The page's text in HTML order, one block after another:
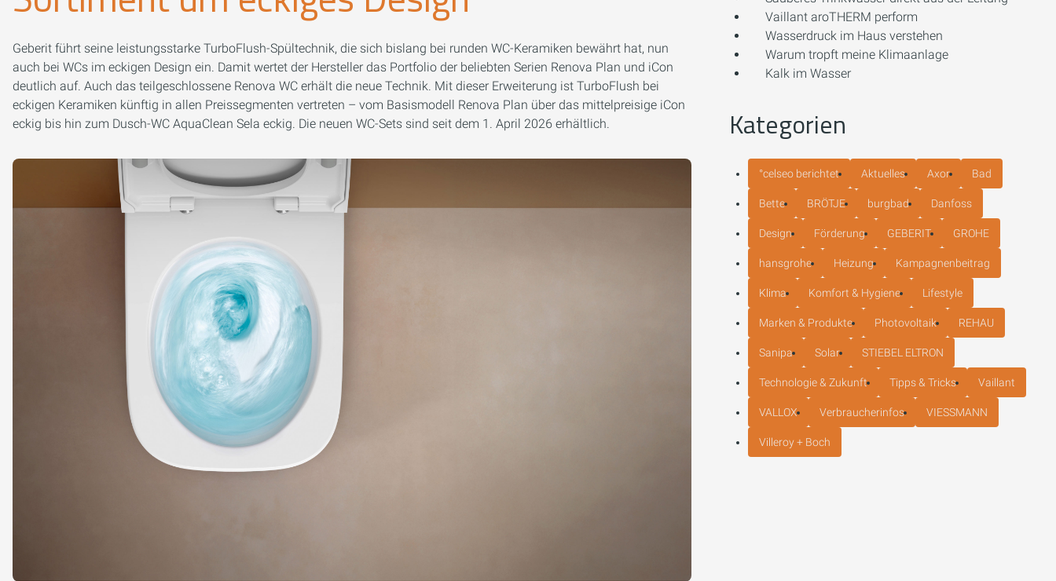
Geberit führt seine leistungsstarke TurboFlush-Spültechnik, die sich bislang bei runden WC-Keramiken bewährt hat, nun
auch bei WCs im eckigen Design ein. Damit wertet der Hersteller das Portfolio der beliebten Serien Renova Plan und iCon
deutlich auf. Auch das teilgeschlossene Renova WC erhält die neue Technik. Mit dieser Erweiterung ist TurboFlush bei
eckigen Keramiken künftig in allen Preissegmenten vertreten – vom Basismodell Renova Plan über das mittelpreisige iCon
eckig bis hin zum Dusch-WC AquaClean Sela eckig. Die neuen WC-Sets sind seit dem 1. April 2026 erhältlich.
Vaillant aroTHERM perform
Wasserdruck im Haus verstehen
Warum tropft meine Klimaanlage
Kalk im Wasser
Kategorien
°celseo berichtet Aktuelles Axor Bad
Bette BRÖTJE burgbad Danfoss
Design Förderung GEBERIT GROHE
hansgrohe Heizung Kampagnenbeitrag
Klima Komfort & Hygiene Lifestyle
Marken & Produkte Photovoltaik REHAU
Sanipa Solar STIEBEL ELTRON
Technologie & Zukunft Tipps & Tricks Vaillant
VALLOX Verbraucherinfos VIESSMANN
Villeroy + Boch